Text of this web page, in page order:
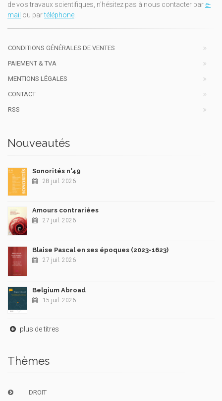
de vos travaux scientifiques, n'hésitez pas à nous contacter par e-
mail ou partéléphone.
CONDITIONS GÉNÉRALES DE VENTES
PAIEMENT & TVA
MENTIONS LÉGALES
CONTACT
RSS
Nouveautés
Sonorités n°49
28 juil. 2026
Amours contrariées
27 juil. 2026
Blaise Pascal en ses époques (2023-1623)
27 juil. 2026
Belgium Abroad
15 juil. 2026
plus de titres
Thèmes
DROIT